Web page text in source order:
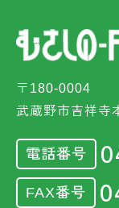
〒180-0004
武蔵野市吉祥寺
電話番号
FAX番号